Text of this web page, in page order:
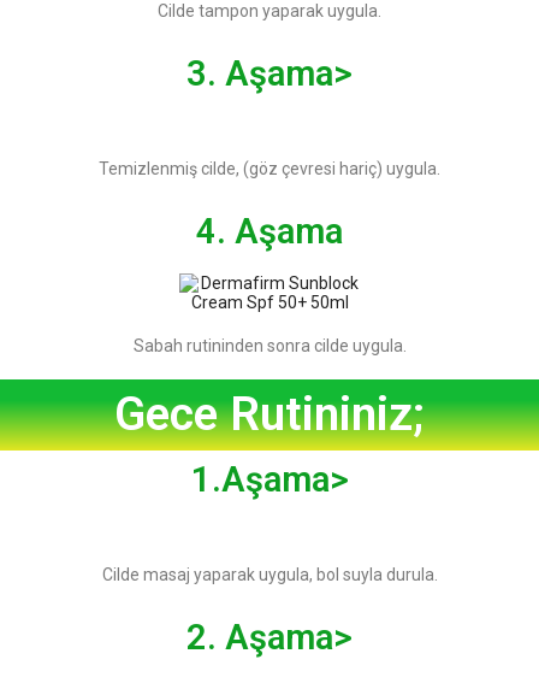
Cilde tampon yaparak uygula.
3. Aşama>
Temizlenmiş cilde, (göz çevresi hariç) uygula.
4. Aşama
Sabah rutininden sonra cilde uygula.
Gece Rutininiz;
1.Aşama>
Cilde masaj yaparak uygula, bol suyla durula.
2. Aşama>